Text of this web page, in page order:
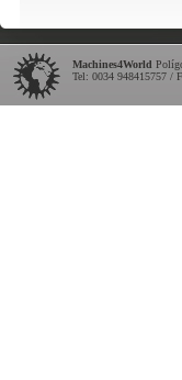
Machines4World
Tel: 0034 948415757 /